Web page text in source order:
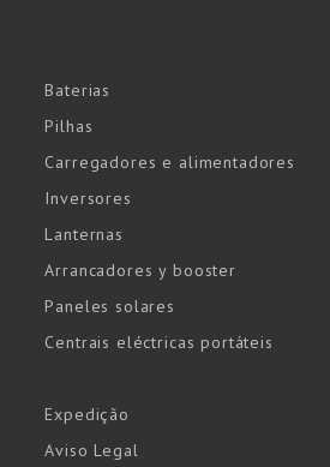
Baterias
Pilhas
Carregadores e alimentadores
Inversores
Lanternas
Arrancadores y booster
Paneles solares
Centrais eléctricas portáteis
Expedição
Aviso Legal